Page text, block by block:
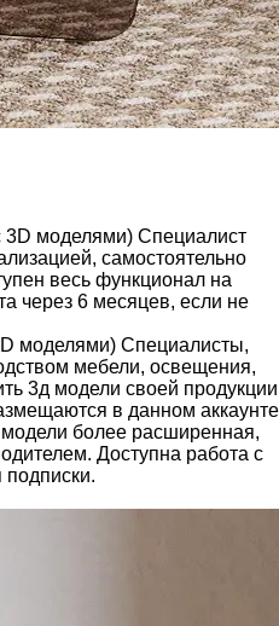
3D моделями) Специалист
самостоятельно
весь функционал на
через 6 месяцев, если не
моделями) Специалисты,
мебели, освещения,
3д модели своей продукции
в данном аккаунте
более расширенная,
Доступна работа с